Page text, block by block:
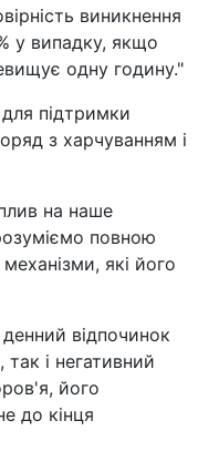
виникнення
у випадку, якщо
одну годину."
підтримки
з харчуванням і
на наше
повною
які його
відпочинок
і негативний
його
до кінця